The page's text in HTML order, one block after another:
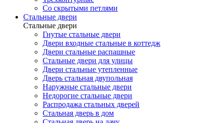
Со скрытыми петлями
Стальные двери
Стальные двери
Гнутые стальные двери
Двери входные стальные в коттедж
Двери стальные распашные
Стальные двери для улицы
Двери стальные утепленные
Дверь стальная двупольная
Наружные стальные двери
Недорогие стальные двери
Распродажа стальных дверей
Стальная дверь в дом